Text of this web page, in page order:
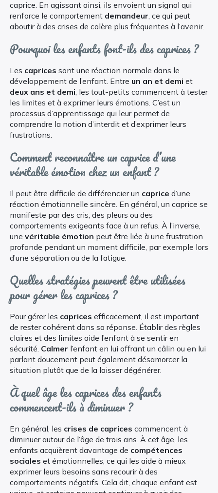
caprice. En agissant ainsi, ils envoient un signal qui
renforce le comportement demandeur , ce qui peut
aboutir à des crises de colère plus fréquentes à l’avenir.
Pourquoi les enfants font-ils des caprices ?
Les caprices sont une réaction normale dans le
développement de l’enfant. Entre un an et demi et
deux ans et demi , les tout-petits commencent à tester
les limites et à exprimer leurs émotions. C’est un
processus d’apprentissage qui leur permet de
comprendre la notion d’interdit et d’exprimer leurs
frustrations.
Comment reconnaître un caprice d’une
véritable émotion chez un enfant ?
Il peut être difficile de différencier un caprice d’une
réaction émotionnelle sincère. En général, un caprice se
manifeste par des cris, des pleurs ou des
comportements exigeants face à un refus. À l’inverse,
une véritable émotion peut être liée à une frustration
profonde pendant un moment difficile, par exemple lors
d’une séparation ou de la fatigue.
Quelles stratégies peuvent être utilisées
pour gérer les caprices ?
Pour gérer les caprices efficacement, il est important
de rester cohérent dans sa réponse. Établir des règles
claires et des limites aide l’enfant à se sentir en
sécurité. Calmer l’enfant en lui offrant un câlin ou en lui
parlant doucement peut également désamorcer la
situation plutôt que de la laisser dégénérer.
À quel âge les caprices des enfants
commencent-ils à diminuer ?
En général, les crises de caprices commencent à
diminuer autour de l’âge de trois ans. À cet âge, les
enfants acquièrent davantage de compétences
sociales et émotionnelles, ce qui les aide à mieux
exprimer leurs besoins sans recourir à des
comportements négatifs. Cela dit, chaque enfant est